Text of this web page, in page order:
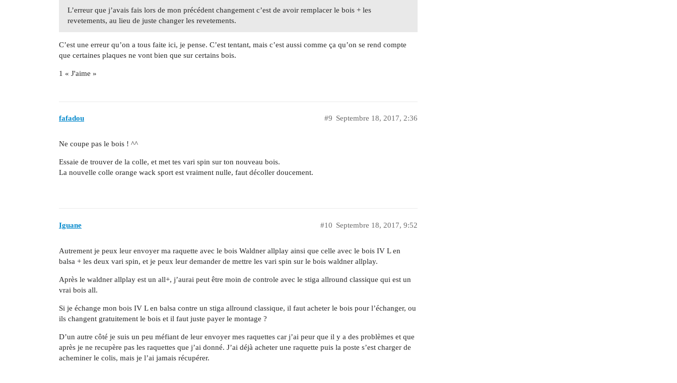
L’erreur que j’avais fais lors de mon précédent changement c’est de avoir remplacer le bois + les
revetements, au lieu de juste changer les revetements.
C’est une erreur qu’on a tous faite ici, je pense. C’est tentant, mais c’est aussi comme ça qu’on se rend compte
que certaines plaques ne vont bien que sur certains bois.
1 « J'aime »
fafadou Septembre 18, 2017, 2:36
#9
Ne coupe pas le bois ! ^^
Essaie de trouver de la colle, et met tes vari spin sur ton nouveau bois.
La nouvelle colle orange wack sport est vraiment nulle, faut décoller doucement.
Iguane Septembre 18, 2017, 9:52
#10
Autrement je peux leur envoyer ma raquette avec le bois Waldner allplay ainsi que celle avec le bois IV L en
balsa + les deux vari spin, et je peux leur demander de mettre les vari spin sur le bois waldner allplay.
Après le waldner allplay est un all+, j’aurai peut être moin de controle avec le stiga allround classique qui est un
vrai bois all.
Si je échange mon bois IV L en balsa contre un stiga allround classique, il faut acheter le bois pour l’échanger, ou
ils changent gratuitement le bois et il faut juste payer le montage ?
D’un autre côté je suis un peu méfiant de leur envoyer mes raquettes car j’ai peur que il y a des problèmes et que
après je ne recupère pas les raquettes que j’ai donné. J’ai déjà acheter une raquette puis la poste s’est charger de
acheminer le colis, mais je l’ai jamais récupérer.